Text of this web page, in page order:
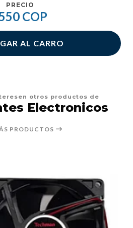
PRECIO
COP
AL CARRO
otros productos de
Electronicos
PRODUCTOS